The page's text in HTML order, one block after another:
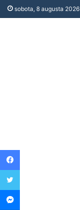
sobota, 8 augusta 2026
Facebook
Twitter
Messenger